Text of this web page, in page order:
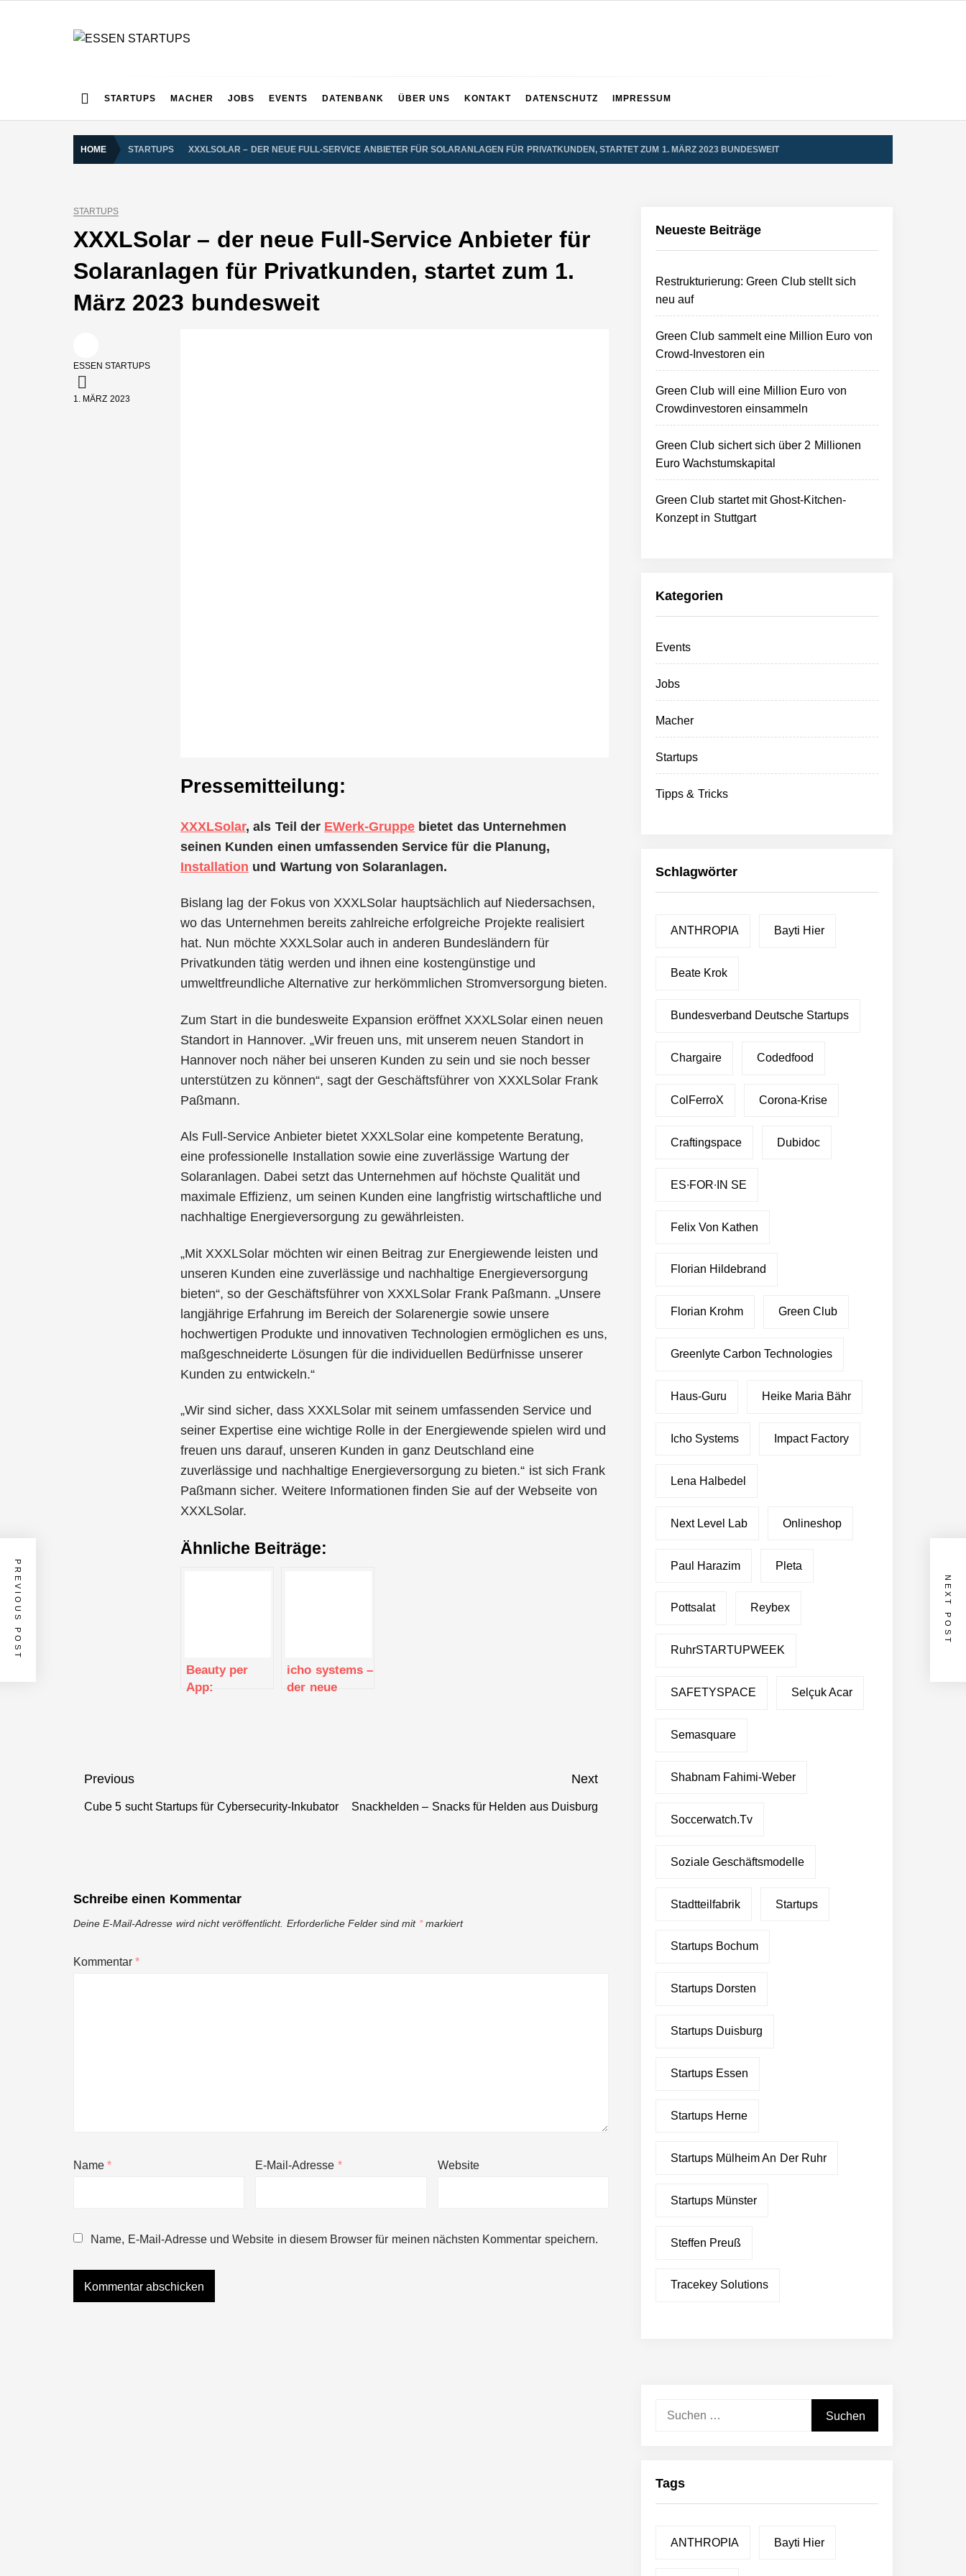
STARTUPS MACHER JOBS EVENTS DATENBANK ÜBER UNS KONTAKT DATENSCHUTZ IMPRESSUM
HOME STARTUPS XXXLSOLAR – DER NEUE FULL-SERVICE ANBIETER FÜR SOLARANLAGEN FÜR PRIVATKUNDEN, STARTET ZUM 1. MÄRZ 2023 BUNDESWEIT
STARTUPS
XXXLSolar – der neue Full-Service Anbieter für
Solaranlagen für Privatkunden, startet zum 1.
März 2023 bundesweit
ESSEN STARTUPS
1. MÄRZ 2023
Pressemitteilung:
XXXLSolar, als Teil der EWerk-Gruppe bietet das Unternehmen
seinen Kunden einen umfassenden Service für die Planung,
Installation und Wartung von Solaranlagen.
Bislang lag der Fokus von XXXLSolar hauptsächlich auf Niedersachsen,
wo das Unternehmen bereits zahlreiche erfolgreiche Projekte realisiert
hat. Nun möchte XXXLSolar auch in anderen Bundesländern für
Privatkunden tätig werden und ihnen eine kostengünstige und
umweltfreundliche Alternative zur herkömmlichen Stromversorgung bieten.
Zum Start in die bundesweite Expansion eröffnet XXXLSolar einen neuen
Standort in Hannover. „Wir freuen uns, mit unserem neuen Standort in
Hannover noch näher bei unseren Kunden zu sein und sie noch besser
unterstützen zu können“, sagt der Geschäftsführer von XXXLSolar Frank
Paßmann.
Als Full-Service Anbieter bietet XXXLSolar eine kompetente Beratung,
eine professionelle Installation sowie eine zuverlässige Wartung der
Solaranlagen. Dabei setzt das Unternehmen auf höchste Qualität und
maximale Effizienz, um seinen Kunden eine langfristig wirtschaftliche und
nachhaltige Energieversorgung zu gewährleisten.
„Mit XXXLSolar möchten wir einen Beitrag zur Energiewende leisten und
unseren Kunden eine zuverlässige und nachhaltige Energieversorgung
bieten“, so der Geschäftsführer von XXXLSolar Frank Paßmann. „Unsere
langjährige Erfahrung im Bereich der Solarenergie sowie unsere
hochwertigen Produkte und innovativen Technologien ermöglichen es uns,
maßgeschneiderte Lösungen für die individuellen Bedürfnisse unserer
Kunden zu entwickeln.“
„Wir sind sicher, dass XXXLSolar mit seinem umfassenden Service und
seiner Expertise eine wichtige Rolle in der Energiewende spielen wird und
freuen uns darauf, unseren Kunden in ganz Deutschland eine
zuverlässige und nachhaltige Energieversorgung zu bieten.“ ist sich Frank
Paßmann sicher. Weitere Informationen finden Sie auf der Webseite von
XXXLSolar.
Ähnliche Beiträge:
Beauty per
App:
in Essen
icho systems –
der neue
Beitragsnavigation
Previous
Previous
Cube 5 sucht Startups für Cybersecurity-Inkubator
Next
Next
Snackhelden – Snacks für Helden aus Duisburg
PREVIOUS POST NEXT POST
Schreibe einen Kommentar
Deine E-Mail-Adresse wird nicht veröffentlicht. Erforderliche Felder sind mit *markiert
Kommentar*
Name* E-Mail-Adresse * Website
Name, E-Mail-Adresse und Website in diesem Browser für meinen nächsten Kommentar speichern.
Neueste Beiträge
Restrukturierung: Green Club stellt sich
neu auf
Green Club sammelt eine Million Euro von
Crowd-Investoren ein
Green Club will eine Million Euro von
Crowdinvestoren einsammeln
Green Club sichert sich über 2 Millionen
Euro Wachstumskapital
Green Club startet mit Ghost-Kitchen-
Konzept in Stuttgart
Kategorien
Events
Jobs
Macher
Startups
Tipps & Tricks
Schlagwörter
ANTHROPIA Bayti Hier
Beate Krok
Bundesverband Deutsche Startups
Chargaire Codedfood
ColFerroX Corona-Krise
Craftingspace Dubidoc
ES∙FOR∙IN SE
Felix Von Kathen
Florian Hildebrand
Florian Krohm Green Club
Greenlyte Carbon Technologies
Haus-Guru Heike Maria Bähr
Icho Systems Impact Factory
Lena Halbedel
Next Level Lab Onlineshop
Paul Harazim Pleta
Pottsalat Reybex
RuhrSTARTUPWEEK
SAFETYSPACE Selçuk Acar
Semasquare
Shabnam Fahimi-Weber
Soccerwatch.tv
Soziale Geschäftsmodelle
Stadtteilfabrik Startups
Startups Bochum
Startups Dorsten
Startups Duisburg
Startups Essen
Startups Herne
Startups Mülheim An Der Ruhr
Startups Münster
Steffen Preuß
Tracekey Solutions
Tags
ANTHROPIA Bayti Hier